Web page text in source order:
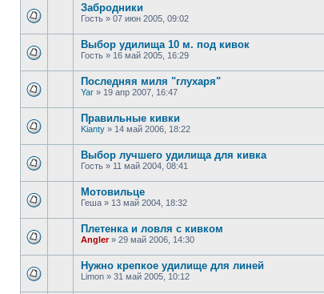
Забродники
Гость » 07 июн 2005, 09:02
Выбор удилища 10 м. под кивок
Гость » 16 май 2005, 16:29
Последняя миля "глухаря"
Yar » 19 апр 2007, 16:47
Правильные кивки
Kianty » 14 май 2006, 18:22
Выбор лучшего удилища для кивка
Гость » 11 май 2004, 08:41
Мотовильце
Геша » 13 май 2004, 18:32
Плетенка и ловля с кивком
Angler» 29 май 2006, 14:30
Нужно крепкое удилище для линей
Limon » 31 май 2005, 10:12